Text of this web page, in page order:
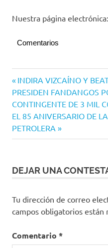
Nuestra página electrónica:
Comentarios
Navegación
de
entradas
Entrada
anterior:
INDIRA VIZCAÍNO Y
PRESIDEN FANDANGOS
Siguiente
entrada:
CONTINGENTE DE 3 MIL
EL 85 ANIVERSARIO DE
PETROLERA
DEJAR UNA
Tu dirección de correo
campos obligatorios están
Comentario *